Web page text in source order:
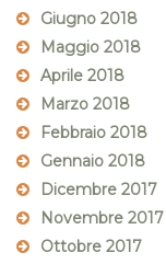
Giugno 2018
Maggio 2018
Aprile 2018
Marzo 2018
Febbraio 2018
Gennaio 2018
Dicembre 2017
Novembre 2017
Ottobre 2017